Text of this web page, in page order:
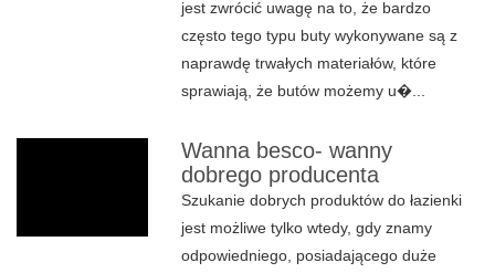
jest zwrócić uwagę na to, że bardzo
często tego typu buty wykonywane są z
naprawdę trwałych materiałów, które
sprawiają, że butów możemy u�...
Wanna besco- wanny
dobrego producenta
Szukanie dobrych produktów do łazienki
jest możliwe tylko wtedy, gdy znamy
odpowiedniego, posiadającego duże